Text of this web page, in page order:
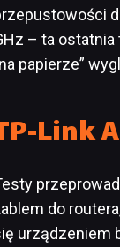
– ta
papierze”
Link
do
urządzeniem